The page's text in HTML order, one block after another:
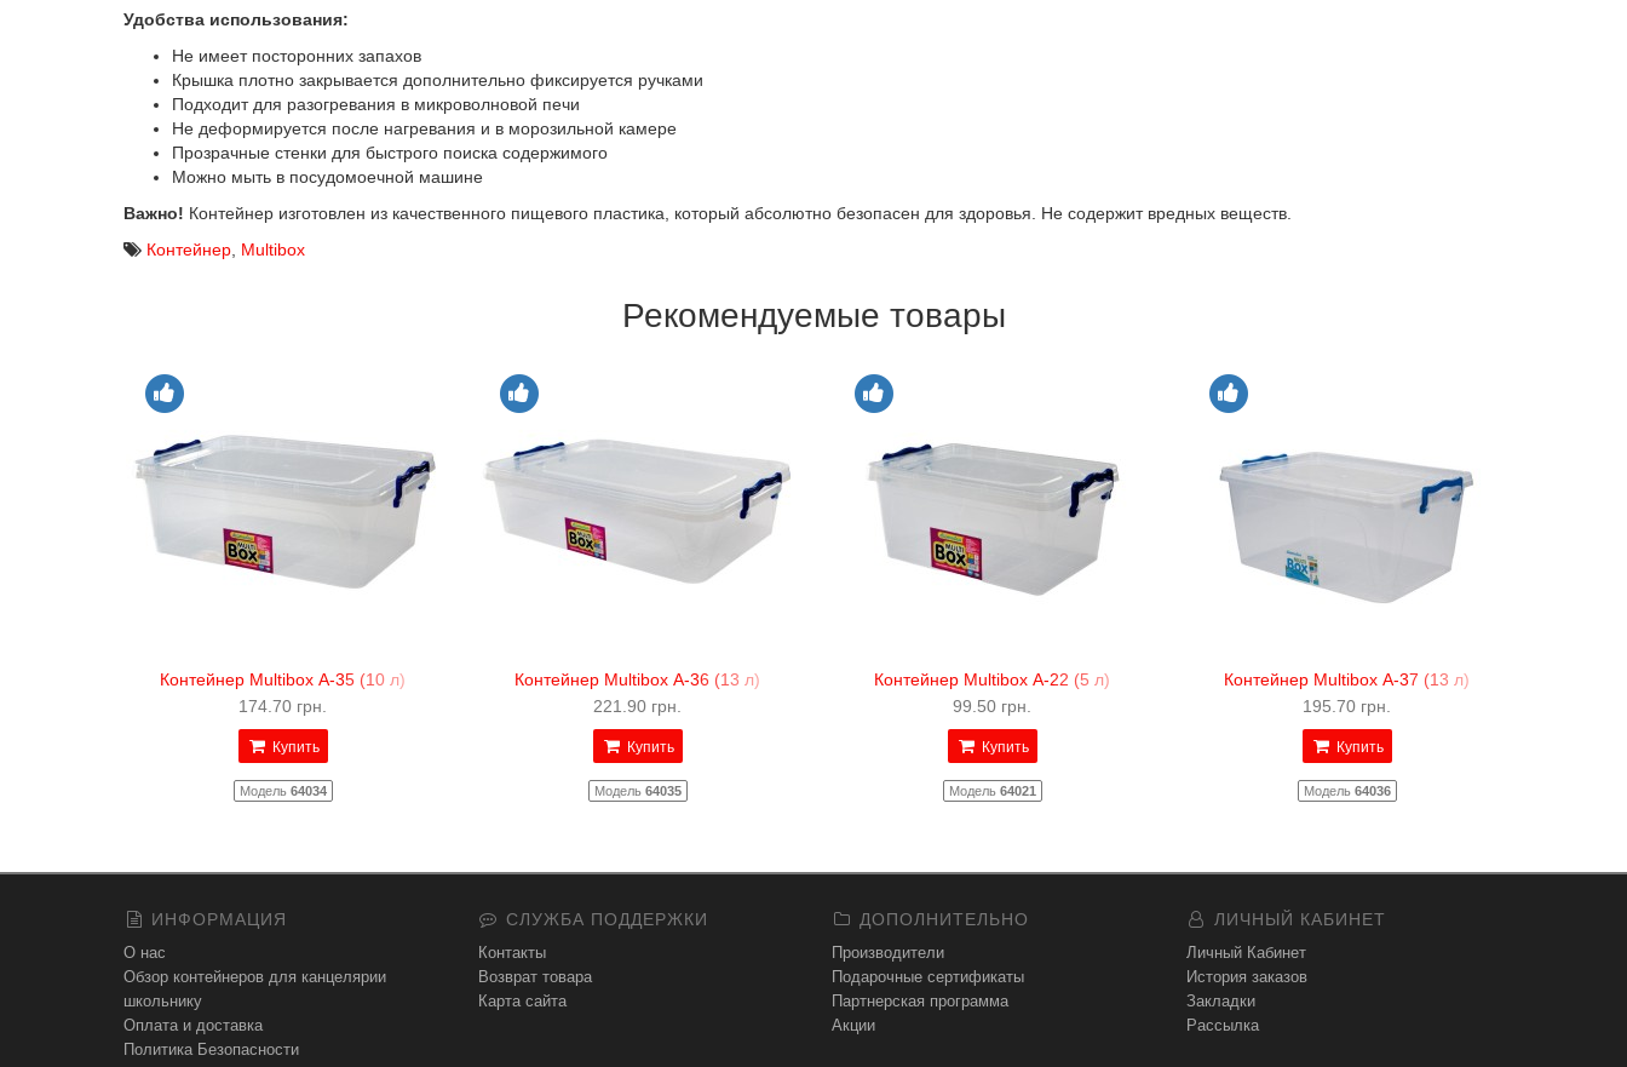
Удобства использования:
Не имеет посторонних запахов
Крышка плотно закрывается дополнительно фиксируется ручками
Подходит для разогревания в микроволновой печи
Не деформируется после нагревания и в морозильной камере
Прозрачные стенки для быстрого поиска содержимого
Можно мыть в посудомоечной машине
Важно! Контейнер изготовлен из качественного пищевого пластика, который абсолютно безопасен для здоровья. Не содержит вредных веществ.
Контейнер Multibox
Рекомендуемые товары
Контейнер Multibox А-35 (10 л)
174.70 грн.
Купить
Модель 64034
Контейнер Multibox А-36 (13 л)
221.90 грн.
Купить
Модель 64035
Контейнер Multibox А-22 (5 л)
99.50 грн.
Купить
Модель 64021
Контейнер Multibox А-37 (13 л)
195.70 грн.
Купить
Модель 64036
ИНФОРМАЦИЯ
О нас
Обзор контейнеров для канцелярии
школьнику
Оплата и доставка
Политика Безопасности
СЛУЖБА ПОДДЕРЖКИ
Контакты
Возврат товара
Карта сайта
ДОПОЛНИТЕЛЬНО
Производители
Подарочные сертификаты
Партнерская программа
Акции
ЛИЧНЫЙ КАБИНЕТ
Личный Кабинет
История заказов
Закладки
Рассылка